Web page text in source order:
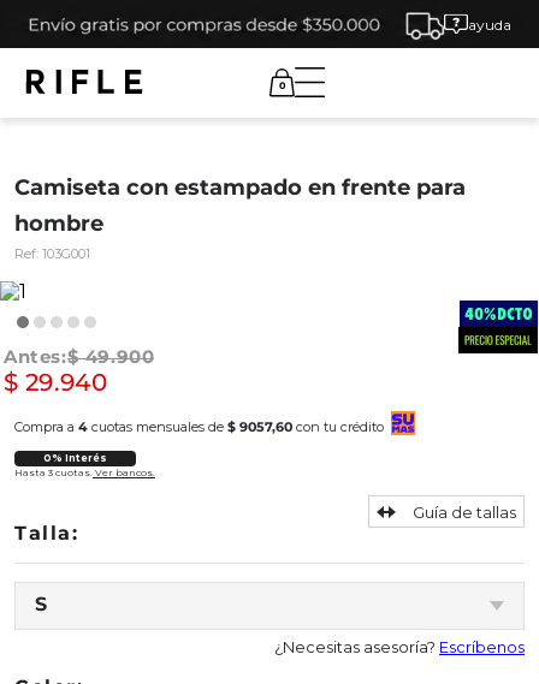
ayuda
0
Camiseta con estampado en frente para
hombre
Ref: 103G001
$ 49.900
$ 29.940
Compra a 4 cuotas mensuales de $ 9057,60 con tu crédito
0% Interés
Hasta 3 cuotas. Ver bancos.
S
Guía de tallas
¿Necesitas asesoría? Escríbenos